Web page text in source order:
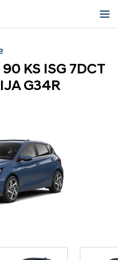
KS ISG 7DCT
G34R